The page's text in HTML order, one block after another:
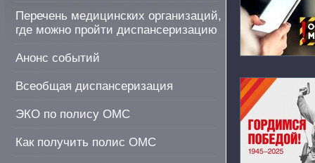
Перечень медицинских организаций,
где можно пройти диспансеризацию
Анонс событий
Всеобщая диспансеризация
ЭКО по полису ОМС
Как получить полис ОМС